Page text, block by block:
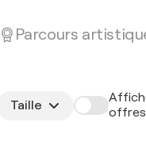
Parcours
Taille
offres